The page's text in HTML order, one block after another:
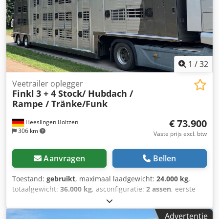
1 /32
Heeslingen Boitzen
306 km
Veetrailer oplegger
Finkl 3 + 4 Stock/ Hubdach /
Rampe / Tränke/Funk
€ 73.900
Vaste prijs excl. btw
Aanvragen Bellen
Toestand: gebruikt, maximaal laadgewicht: 24.000 kg,
totaalgewicht: 36.000 kg, asconfiguratie: 2 assen, eerste
, totale breedte:
hoogte:4.000 mm, Uitrusting:ABS, Finkl veetrailer met 3, 4
Advertentie